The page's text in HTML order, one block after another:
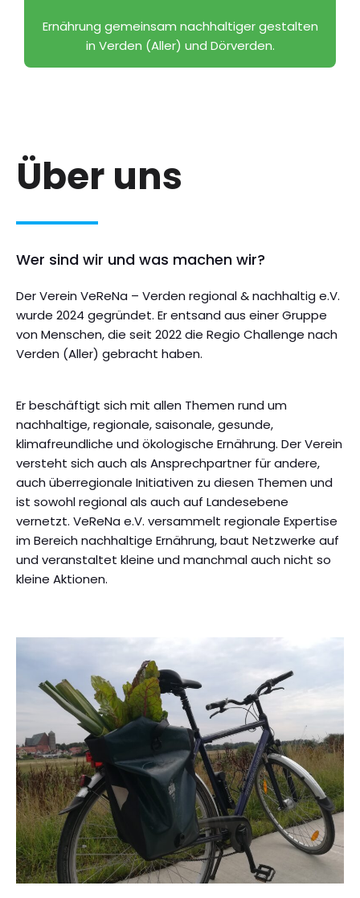
Ernährung gemeinsam nachhaltiger gestalten
in Verden (Aller) und Dörverden.
Über uns
Wer sind wir und was machen wir?
Der Verein VeReNa – Verden regional & nachhaltig e.V.
wurde 2024 gegründet. Er entsand aus einer Gruppe
von Menschen, die seit 2022 die Regio Challenge nach
Verden (Aller) gebracht haben.
Er beschäftigt sich mit allen Themen rund um
nachhaltige, regionale, saisonale, gesunde,
klimafreundliche und ökologische Ernährung. Der Verein
versteht sich auch als Ansprechpartner für andere,
auch überregionale Initiativen zu diesen Themen und
ist sowohl regional als auch auf Landesebene
vernetzt. VeReNa e.V. versammelt regionale Expertise
im Bereich nachhaltige Ernährung, baut Netzwerke auf
und veranstaltet kleine und manchmal auch nicht so
kleine Aktionen.